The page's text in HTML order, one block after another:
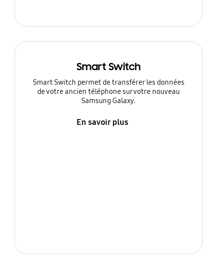
Smart Switch
Smart Switch permet de transférer les données
de votre ancien téléphone sur votre nouveau
Samsung Galaxy.
En savoir plus